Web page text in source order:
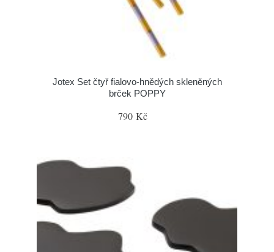
Jotex Set čtyř fialovo-hnědých skleněných
brček POPPY
790 Kč